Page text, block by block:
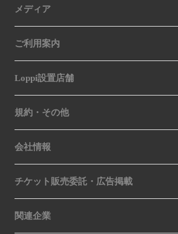
メディア
ご利用案内
Loppi設置店舗
規約・その他
会社情報
チケット販売委託・広告掲載
関連企業